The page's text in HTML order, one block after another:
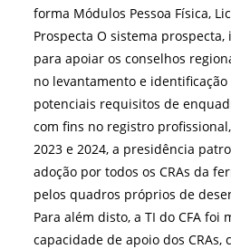
forma Módulos Pessoa Física,
Prospecta O sistema
para apoiar os conselhos
no levantamento e
potenciais requisitos de
com fins no registro
2023 e 2024, a presidência
adoção por todos os CRAs da
pelos quadros próprios de
Para além disto, a TI do CFA foi
capacidade de apoio dos CRAs,